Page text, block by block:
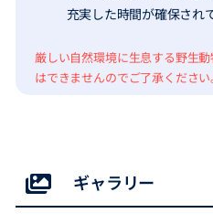
充実した時間が確保され
厳しい自然環境に生息する野生
はできませんのでご了承ください
ギャラリー